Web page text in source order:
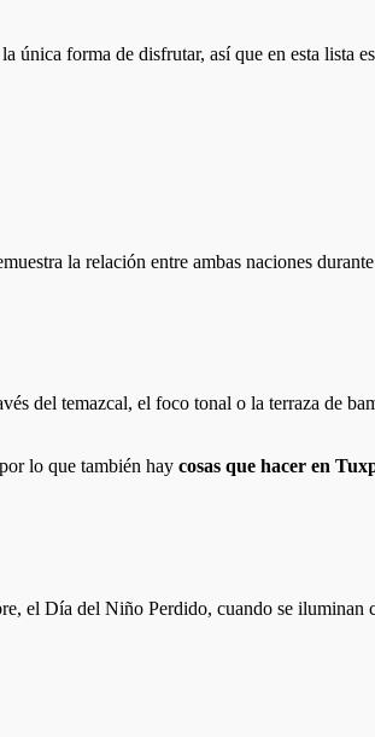
única forma de disfrutar, así que en esta lista
la relación entre ambas naciones
del temazcal, el foco tonal o la terraza de
lo que también haycosas que hacer en
el Día del Niño Perdido, cuando se iluminan